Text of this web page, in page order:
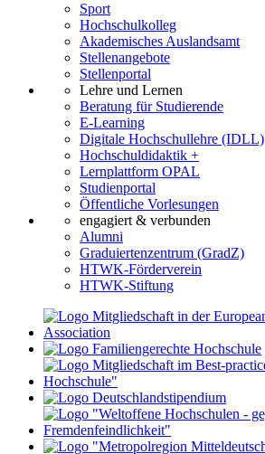
Sport
Hochschulkolleg
Akademisches Auslandsamt
Stellenangebote
Stellenportal
Lehre und Lernen
Beratung für Studierende
E-Learning
Digitale Hochschullehre (IDLL)
Hochschuldidaktik +
Lernplattform OPAL
Studienportal
Öffentliche Vorlesungen
engagiert & verbunden
Alumni
Graduiertenzentrum (GradZ)
HTWK-Förderverein
HTWK-Stiftung